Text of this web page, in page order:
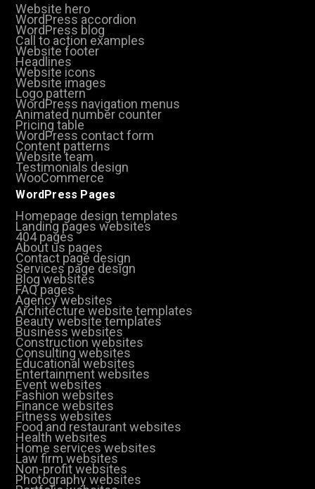
Website hero
WordPress accordion
WordPress blog
Call to action examples
Website footer
Headlines
Website icons
Website images
Logo pattern
WordPress navigation menus
Animated number counter
Pricing table
WordPress contact form
Content patterns
Website team
Testimonials design
WooCommerce
WordPress Pages
Homepage design templates
Landing pages websites
404 pages
About us pages
Contact page design
Services page design
Blog websites
FAQ pages
Agency websites
Architecture website templates
Beauty website templates
Business websites
Construction websites
Consulting websites
Educational websites
Entertainment websites
Event websites
Fashion websites
Finance websites
Fitness websites
Food and restaurant websites
Health websites
Home services websites
Law firm websites
Non-profit websites
Photography websites